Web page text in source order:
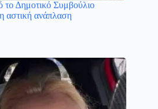
Δημοτικό Συμβούλιο
αστική ανάπλαση